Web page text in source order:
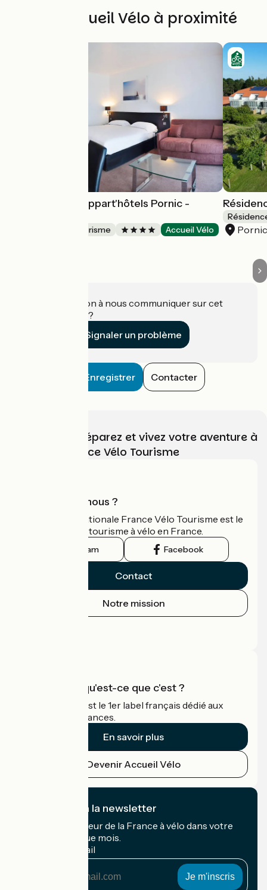
Autres Accueil Vélo à proximité
Westotel Life Appart'hôtels Pornic -
Résidences de tourisme Accueil Vélo
Une information à nous communiquer sur cet
établissement ?
Signaler un problème
Enregistrer Contacter
Choisissez, préparez et vivez votre aventure à
vélo avec France Vélo Tourisme
Qui sommes-nous ?
L'association nationale France Vélo Tourisme est le
guide officiel du tourisme à vélo en France.
Instagram Facebook
Contact
Notre mission
Accueil Vélo qu'est-ce que c'est ?
Accueil Vélo c'est le 1er label français dédié aux
cyclistes en vacances.
En savoir plus
Devenir Accueil Vélo
Je m'abonne à la newsletter
Recevez le meilleur de la France à vélo dans votre
boîte mail chaque mois.
Mon adresse mail